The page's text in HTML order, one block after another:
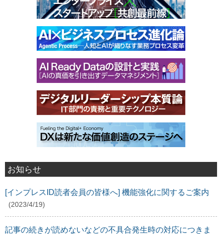
お知らせ
[インプレスID読者会員の皆様へ] 機能強化に関するご案内
(2023/4/19)
記事の続きが読めないなどの不具合発生時の対応につきま